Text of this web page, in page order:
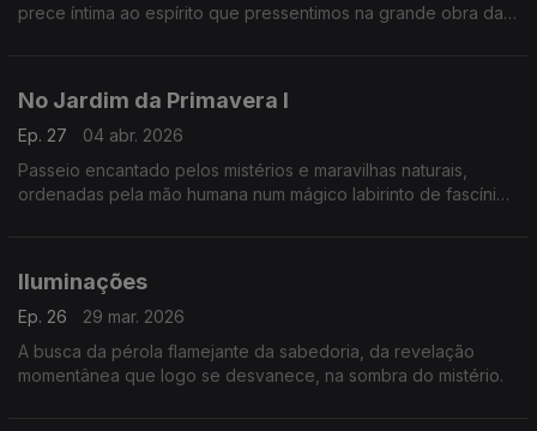
prece íntima ao espírito que pressentimos na grande obra da
No Jardim da Primavera I
Ep. 27
04 abr. 2026
Passeio encantado pelos mistérios e maravilhas naturais,
ordenadas pela mão humana num mágico labirinto de fascínio
Iluminações
Ep. 26
29 mar. 2026
A busca da pérola flamejante da sabedoria, da revelação
momentânea que logo se desvanece, na sombra do mistério.